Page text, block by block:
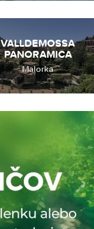
VALLDEMOSSA
PANORAMICA
Malorka